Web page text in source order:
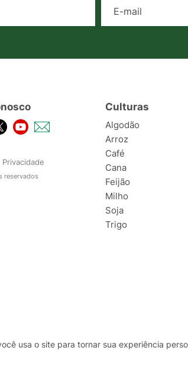
Privacidade
reservados
Culturas
Algodão
Arroz
Café
Cana
Feijão
Milho
Soja
Trigo
usa o site para tornar sua experiência